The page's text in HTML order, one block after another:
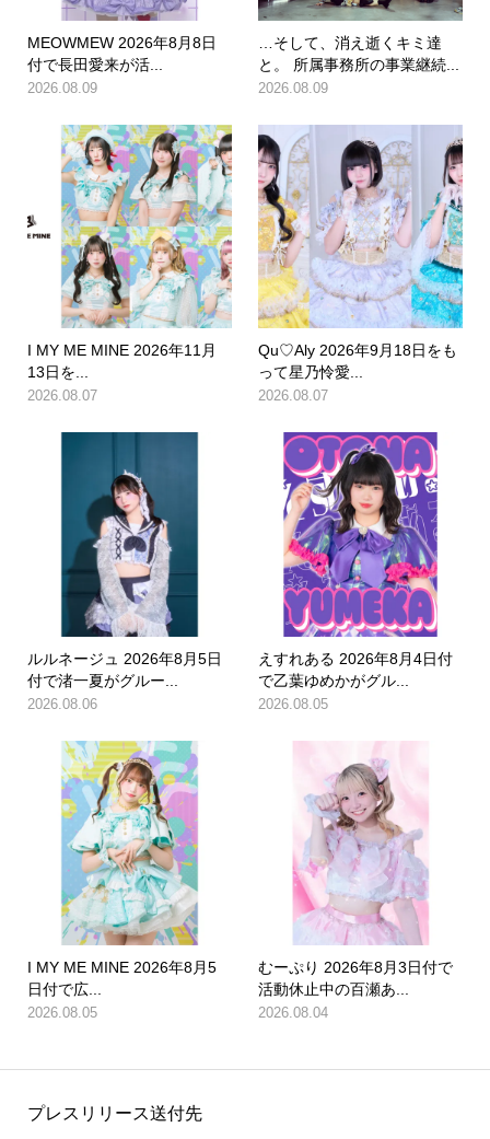
MEOWMEW 2026年8月8日
付で長田愛来が活...
2026.08.09
…そして、消え逝くキミ達
と。 所属事務所の事業継続...
2026.08.09
I MY ME MINE 2026年11月
13日を...
2026.08.07
Qu♡Aly 2026年9月18日をも
って星乃怜愛...
2026.08.07
ルルネージュ 2026年8月5日
付で渚一夏がグルー...
2026.08.06
えすれある 2026年8月4日付
で乙葉ゆめかがグル...
2026.08.05
I MY ME MINE 2026年8月5
日付で広...
2026.08.05
むーぷり 2026年8月3日付で
活動休止中の百瀬あ...
2026.08.04
プレスリリース送付先